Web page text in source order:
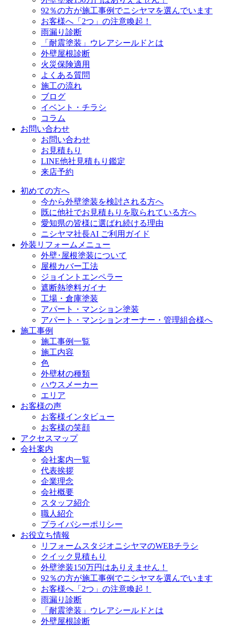
92％の方が施工事例でニシヤマを選んでいます
お客様へ「2つ」の注意喚起！
雨漏り診断
「耐震塗装」ウレアシールドとは
外壁屋根診断
火災保険適用
よくある質問
施工の流れ
ブログ
イベント・チラシ
コラム
お問い合わせ
お問い合わせ
お見積もり
LINE他社見積もり鑑定
来店予約
初めての方へ
今から外壁塗装を検討される方へ
既に他社でお見積もりを取られている方へ
愛知県の皆様に選ばれ続ける理由
ニシヤマ社長AI ご利用ガイド
外装リフォームメニュー
外壁･屋根塗装について
屋根カバー工法
ジョイントエンペラー
遮断熱塗料ガイナ
工場・倉庫塗装
アパート・マンション塗装
アパート・マンションオーナー・管理組合様へ
施工事例
施工事例一覧
施工内容
色
外壁材の種類
ハウスメーカー
エリア
お客様の声
お客様インタビュー
お客様の笑顔
アクセスマップ
会社案内
会社案内一覧
代表挨拶
企業理念
会社概要
スタッフ紹介
職人紹介
プライバシーポリシー
お役立ち情報
リフォームスタジオニシヤマのWEBチラシ
クイック見積もり
外壁塗装150万円はありえません！
92％の方が施工事例でニシヤマを選んでいます
お客様へ「2つ」の注意喚起！
雨漏り診断
「耐震塗装」ウレアシールドとは
外壁屋根診断